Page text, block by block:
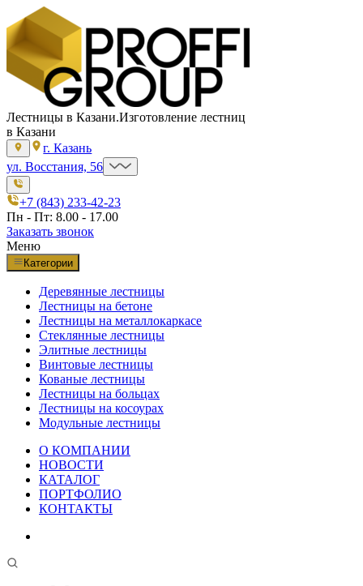
Лестницы в Казани.Изготовление лестниц
в Казани
г. Казань
ул. Восстания, 56
+7 (843) 233-42-23
Пн - Пт: 8.00 - 17.00
Заказать звонок
Меню
Категории
Деревянные лестницы
Лестницы на бетоне
Лестницы на металлокаркасе
Стеклянные лестницы
Элитные лестницы
Винтовые лестницы
Кованые лестницы
Лестницы на больцах
Лестницы на косоурах
Модульные лестницы
О КОМПАНИИ
НОВОСТИ
КАТАЛОГ
ПОРТФОЛИО
КОНТАКТЫ